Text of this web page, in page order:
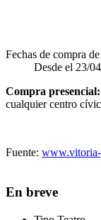
Fechas de compra
Desde el 23/
Compra presencial:
cualquier centro
Fuente:
En breve